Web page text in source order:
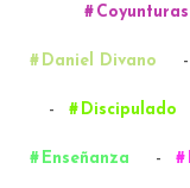
Coyunturas
Daniel Divano -
- Discipulado
Enseñanza -